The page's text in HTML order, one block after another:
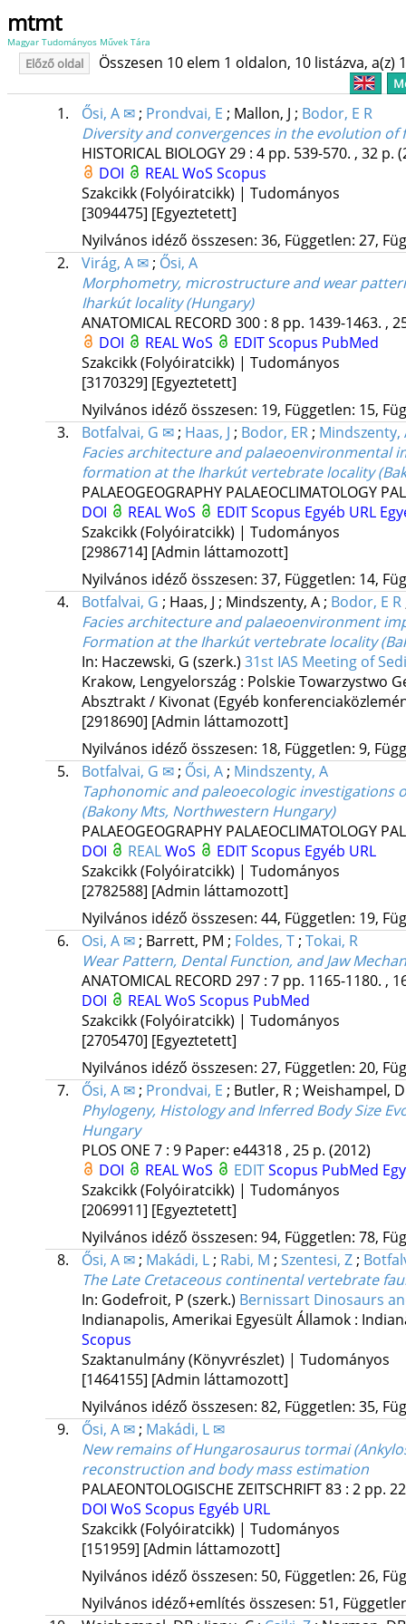
mtmt
Magyar Tudományos Művek Tára
Előző oldal Összesen 10 elem 1 oldalon, 10 listázva, a(z)
1. Ősi, A ✉; Prondvai, E ; Mallon, J ; Bodor, E R
Diversity and convergences in the evolution
HISTORICAL BIOLOGY29: 4 pp. 539-570. , 32 p.
DOI
REALWoS Scopus
Szakcikk (Folyóiratcikk) | Tudományos
[3094475] [Egyeztetett]
Nyilvános idéző összesen: 36, Független: 27,
2.
Virág, A ✉; Ősi, A
Morphometry, microstructure and wear
Iharkút locality (Hungary)
ANATOMICAL RECORD 300: 8 pp. 1439-1463. ,
DOI
REALWoS EDITScopus PubMed
Szakcikk (Folyóiratcikk) | Tudományos
[3170329] [Egyeztetett]
Nyilvános idéző összesen: 19, Független: 15,
3.
Botfalvai, G ✉; Haas, J ; Bodor, ER; Mindszenty,
Facies architecture and palaeoenvironmental
formation at the Iharkút vertebrate locality
PALAEOGEOGRAPHY PALAEOCLIMATOLOGY
DOI
REALWoS EDITScopus Egyéb URL
Szakcikk (Folyóiratcikk) | Tudományos
[2986714] [Admin láttamozott]
Nyilvános idéző összesen: 37, Független: 14,
4.
Botfalvai, G ; Haas, J ; Mindszenty, A; Bodor, E R
Facies architecture and palaeoenvironment
Formation at the Iharkút vertebrate locality
In: Haczewski, G (szerk.) 31st IAS Meeting of
Krakow, Lengyelország : Polskie Towarzystwo
Absztrakt / Kivonat (Egyéb
[2918690] [Admin láttamozott]
Nyilvános idéző összesen: 18, Független: 9,
5.
Botfalvai, G ✉; Ősi, A; Mindszenty, A
Taphonomic and paleoecologic investigations
(Bakony Mts, Northwestern Hungary)
PALAEOGEOGRAPHY PALAEOCLIMATOLOGY
DOI
REALWoS EDITScopus Egyéb URL
Szakcikk (Folyóiratcikk) | Tudományos
[2782588] [Admin láttamozott]
Nyilvános idéző összesen: 44, Független: 19,
6.
Osi, A ✉; Barrett, PM ; Foldes, T; Tokai, R
Wear Pattern, Dental Function, and Jaw
ANATOMICAL RECORD 297: 7 pp. 1165-1180. ,
DOI
REALWoS Scopus PubMed
Szakcikk (Folyóiratcikk) | Tudományos
[2705470] [Egyeztetett]
Nyilvános idéző összesen: 27, Független: 20,
7.
Ősi, A ✉; Prondvai, E ; Butler, R; Weishampel,
Phylogeny, Histology and Inferred Body Size
Hungary
PLOS ONE 7: 9 Paper: e44318 , 25 p. (2012)
DOI
REALWoS EDITScopus PubMed
Szakcikk (Folyóiratcikk) | Tudományos
[2069911] [Egyeztetett]
Nyilvános idéző összesen: 94, Független: 78,
8.
Ősi, A ✉; Makádi, L; Rabi, M ; Szentesi, Z;
The Late Cretaceous continental vertebrate
In: Godefroit, P (szerk.) Bernissart Dinosaurs
Indianapolis, Amerikai Egyesült Államok :
Scopus
Szaktanulmány (Könyvrészlet) | Tudományos
[1464155] [Admin láttamozott]
Nyilvános idéző összesen: 82, Független: 35,
9.
Ősi, A ✉; Makádi, L ✉
New remains of Hungarosaurus tormai
reconstruction and body mass estimation
PALAEONTOLOGISCHE ZEITSCHRIFT83: 2 pp.
DOI WoS Scopus Egyéb URL
Szakcikk (Folyóiratcikk) | Tudományos
[151959] [Admin láttamozott]
Nyilvános idéző összesen: 50, Független: 26,
Nyilvános idéző+említés összesen: 51,